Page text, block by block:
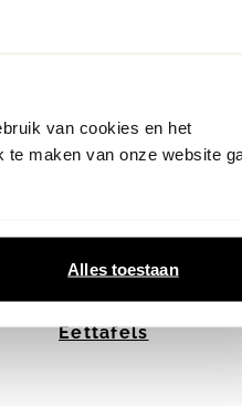
van cookies en het
te maken van onze website
Alles toestaan
Eettafels